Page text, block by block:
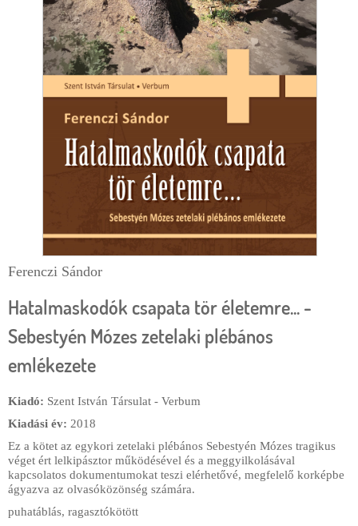
Ferenczi Sándor
Hatalmaskodók csapata tör életemre... -
Sebestyén Mózes zetelaki plébános
emlékezete
Kiadó: Szent István Társulat - Verbum
Kiadási év: 2018
Ez a kötet az egykori zetelaki plébános Sebestyén Mózes tragikus
véget ért lelkipásztor működésével és a meggyilkolásával
kapcsolatos dokumentumokat teszi elérhetővé, megfelelő korképbe
ágyazva az olvasóközönség számára.
puhatáblás, ragasztókötött